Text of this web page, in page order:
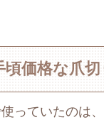
頃価格な爪
っていたのは